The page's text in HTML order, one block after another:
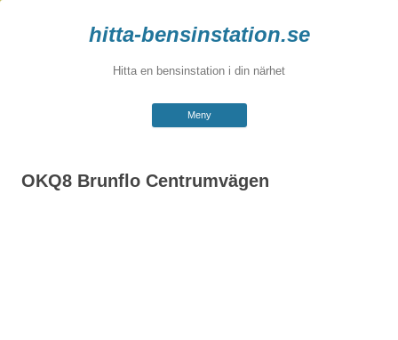
hitta-bensinstation.se
Hitta en bensinstation i din närhet
Meny
Hoppa
till
OKQ8 Brunflo Centrumvägen